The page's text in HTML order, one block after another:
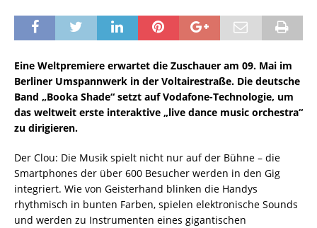
Eine Weltpremiere erwartet die Zuschauer am 09. Mai im
Berliner Umspannwerk in der Voltairestraße. Die deutsche
Band „Booka Shade“ setzt auf Vodafone-Technologie, um
das weltweit erste interaktive „live dance music orchestra“
zu dirigieren.
Der Clou: Die Musik spielt nicht nur auf der Bühne – die
Smartphones der über 600 Besucher werden in den Gig
integriert. Wie von Geisterhand blinken die Handys
rhythmisch in bunten Farben, spielen elektronische Sounds
und werden zu Instrumenten eines gigantischen